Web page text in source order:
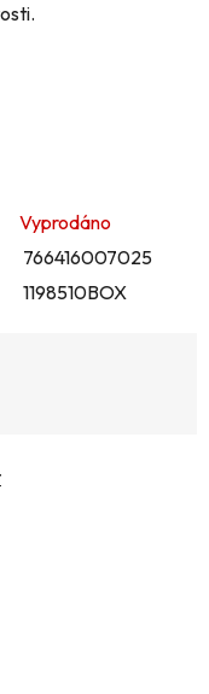
Vyprodáno
766416007025
1198510BOX